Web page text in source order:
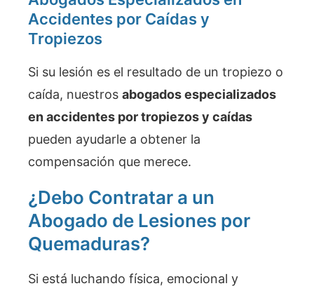
Accidentes por Caídas y
Tropiezos
Si su lesión es el resultado de un tropiezo o
caída, nuestros abogados especializados
en accidentes por tropiezos y caídas
pueden ayudarle a obtener la
compensación que merece.
¿Debo Contratar a un
Abogado de Lesiones por
Quemaduras?
Si está luchando física, emocional y